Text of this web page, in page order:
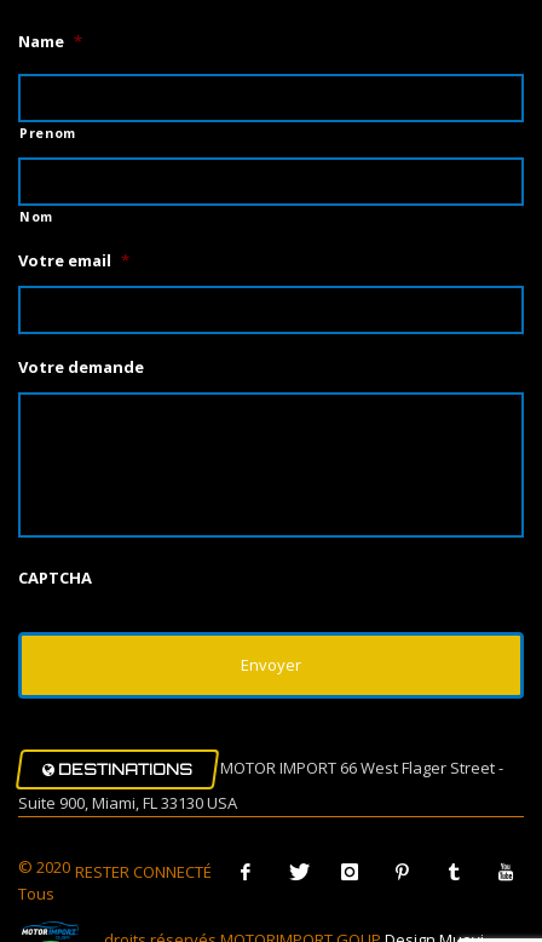
Name *
Prenom
Nom
Votre email *
Votre demande
CAPTCHA
DESTINATIONS
MOTOR IMPORT 66 West Flager Street -
Suite 900, Miami, FL 33130 USA
RESTER CONNECTÉ
© 2020
Tous